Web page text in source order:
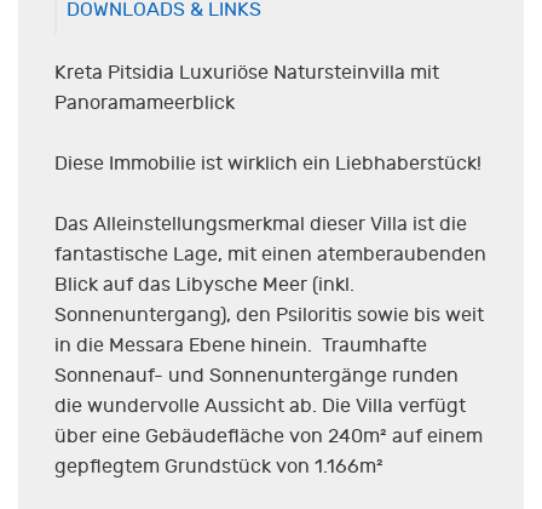
DOWNLOADS & LINKS
Kreta Pitsidia Luxuriöse Natursteinvilla mit
Panoramameerblick
Diese Immobilie ist wirklich ein Liebhaberstück!
Das Alleinstellungsmerkmal dieser Villa ist die
fantastische Lage, mit einen atemberaubenden
Blick auf das Libysche Meer (inkl.
Sonnenuntergang), den Psiloritis sowie bis weit
in die Messara Ebene hinein. Traumhafte
Sonnenauf- und Sonnenuntergänge runden
die wundervolle Aussicht ab. Die Villa verfügt
über eine Gebäudefläche von 240m² auf einem
gepflegtem Grundstück von 1.166m²